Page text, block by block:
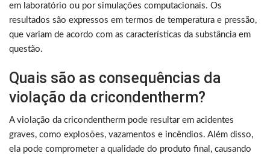
em laboratório ou por simulações computacionais. Os
resultados são expressos em termos de temperatura e pressão,
que variam de acordo com as características da substância em
questão.
Quais são as consequências da
violação da cricondentherm?
A violação da cricondentherm pode resultar em acidentes
graves, como explosões, vazamentos e incêndios. Além disso,
ela pode comprometer a qualidade do produto final, causando